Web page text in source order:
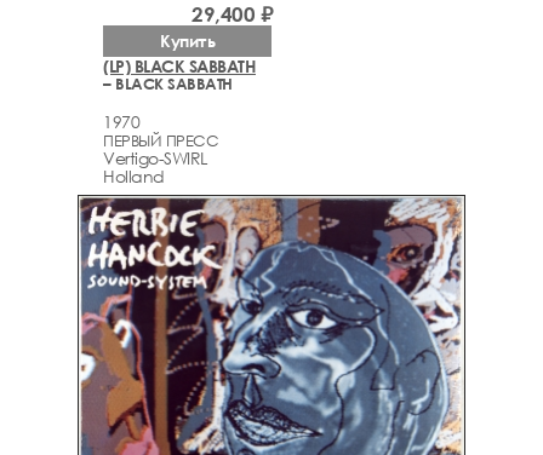
(LP) BLACK SABBATH
– BLACK SABBATH
1970
ПЕРВЫЙ ПРЕСС
Vertigo-SWIRL
Holland
29,400 ₽
Купить